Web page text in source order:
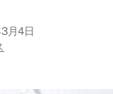
月4日